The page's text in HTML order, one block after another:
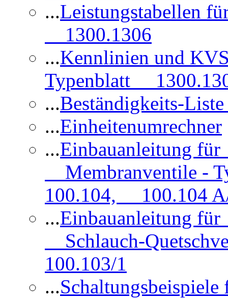
...Leistungstabellen
1300.1306
...Kennlinien und
Typenblatt
...Beständigkeits-
...Einheitenumrechner
...Einbauanleitung
Membranventile -
100.104, 100.104
...Einbauanleitung
Schlauch-
100.103/1
...